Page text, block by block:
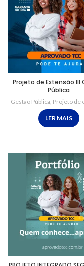
Projeto de Extensão III
Pública
Gestão Pública, Projeto de
LER MAIS